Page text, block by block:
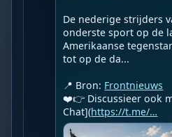
De nederige strijders
onderste sport op de
Amerikaanse
tot op de da...
📍 Bron: Frontnieuws
❤️👉 Discussieer ook
Chat](https://t.me/…